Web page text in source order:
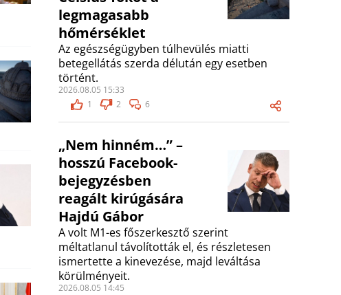
legmagasabb
hőmérséklet
Az egészségügyben túlhevülés miatti
betegellátás szerda délután egy esetben
történt.
2026.08.05 15:33
1
2 6
„Nem hinném…” –
hosszú Facebook-
bejegyzésben
reagált kirúgására
Hajdú Gábor
A volt M1-es főszerkesztő szerint
méltatlanul távolították el, és részletesen
ismertette a kinevezése, majd leváltása
körülményeit.
2026.08.05 14:45